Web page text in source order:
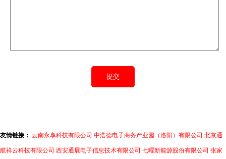
友情链接： 云南永享科技有限公司 中浩德电子商务产业园（洛阳）有限公司 北京通
航祥云科技有限公司 西安通展电子信息技术有限公司 七曜新能源股份有限公司 张家